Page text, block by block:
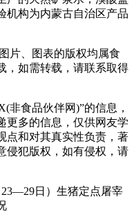
机构为内蒙古自治区产品
、图表的版权均属食
，如需转载，请联系取得
食品伙伴网)”的信息，
更多的信息，仅供网友学
点和对其真实性负责，著
侵犯版权，如有侵权，请
日）生猪定点屠宰